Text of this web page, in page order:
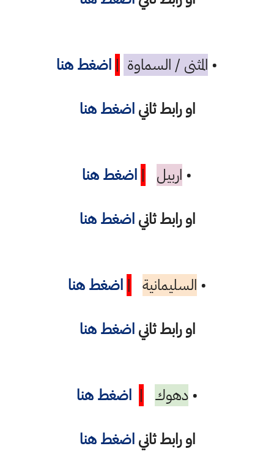
• المثنى / السماوة | اضغط هنا
او رابط ثانياضغط هنا
• اربيل | اضغط هنا
او رابط ثانياضغط هنا
• السليمانية | اضغط هنا
او رابط ثاني اضغط هنا
•دهوك | اضغط هنا
او رابط ثانياضغط هنا